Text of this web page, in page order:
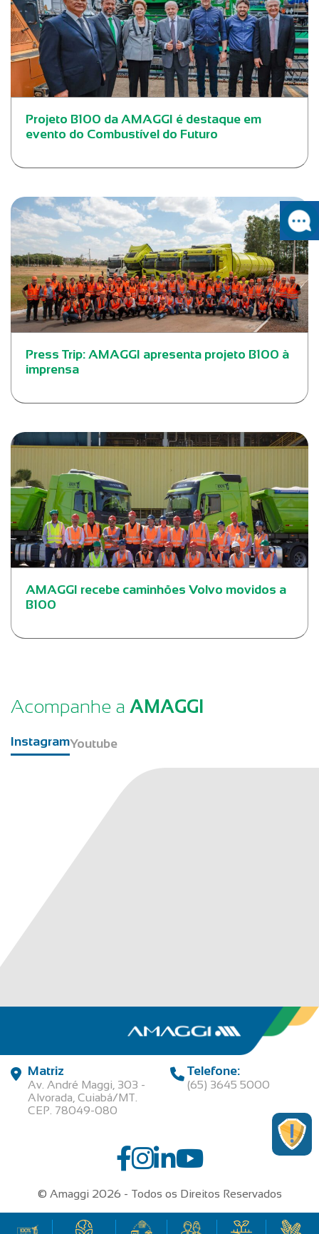
Projeto B100 da AMAGGI é destaque em
evento do Combustível do Futuro
Press Trip: AMAGGI apresenta projeto B100 à
imprensa
AMAGGI recebe caminhões Volvo movidos a
B100
Acompanhe a AMAGGI
InstagramYoutube
Matriz
Av. André Maggi, 303 -
Alvorada, Cuiabá/MT.
CEP. 78049-080
Telefone:
(65) 3645 5000
© Amaggi 2026 - Todos os Direitos Reservados